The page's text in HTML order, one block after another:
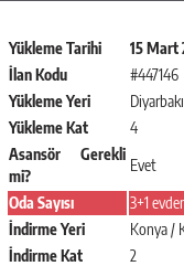
Yükleme Tarihi
15 Mart
İlan Kodu
#447146
Yükleme Yeri
Yükleme Kat
4
Asansör Gerekli
mi?
Evet
Oda Sayısı
3+1
İndirme Yeri
Konya /
İndirme Kat
2